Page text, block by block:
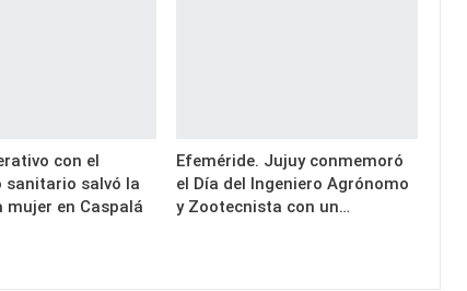
con el
sanitario salvó la
mujer en Caspalá
Efeméride. Jujuy conmemoró
el Día del Ingeniero Agrónomo
y Zootecnista con un…